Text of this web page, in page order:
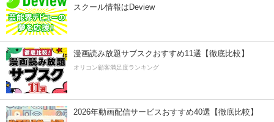
スクール情報はDeview
漫画読み放題サブスクおすすめ11選【徹底比較】
オリコン顧客満足度ランキング
2026年動画配信サービスおすすめ40選【徹底比較】